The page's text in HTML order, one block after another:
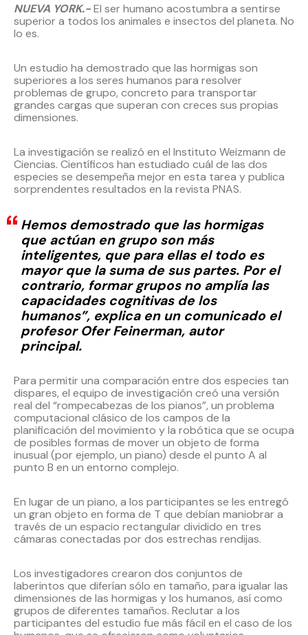
NUEVA YORK.-El ser humano acostumbra a sentirse
superior a todos los animales e insectos del planeta. No
lo es.
Un estudio ha demostrado que las hormigas son
superiores a los seres humanos para resolver
problemas de grupo, concreto para transportar
grandes cargas que superan con creces sus propias
dimensiones.
La investigación se realizó en el Instituto Weizmann de
Ciencias. Científicos han estudiado cuál de las dos
especies se desempeña mejor en esta tarea y publica
sorprendentes resultados en la revista PNAS.
Hemos demostrado que las hormigas
que actúan en grupo son más
inteligentes, que para ellas el todo es
mayor que la suma de sus partes. Por el
contrario, formar grupos no amplía las
capacidades cognitivas de los
humanos”, explica en un comunicado el
profesor Ofer Feinerman, autor
principal.
Para permitir una comparación entre dos especies tan
dispares, el equipo de investigación creó una versión
real del “rompecabezas de los pianos”, un problema
computacional clásico de los campos de la
planificación del movimiento y la robótica que se ocupa
de posibles formas de mover un objeto de forma
inusual (por ejemplo, un piano) desde el punto A al
punto B en un entorno complejo.
En lugar de un piano, a los participantes se les entregó
un gran objeto en forma de T que debían maniobrar a
través de un espacio rectangular dividido en tres
cámaras conectadas por dos estrechas rendijas.
Los investigadores crearon dos conjuntos de
laberintos que diferían sólo en tamaño, para igualar las
dimensiones de las hormigas y los humanos, así como
grupos de diferentes tamaños. Reclutar a los
participantes del estudio fue más fácil en el caso de los